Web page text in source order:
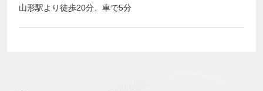
山形駅より徒歩20分、車で5分